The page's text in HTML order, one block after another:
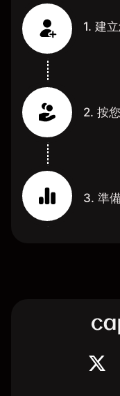
1. 建
2. 按
3. 準